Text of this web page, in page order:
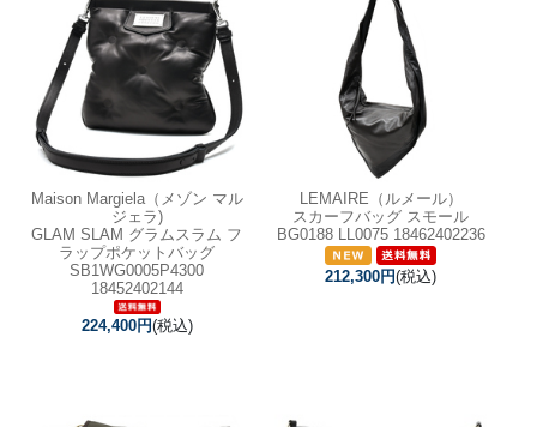
Maison Margiela（メゾン マル
ジェラ)
GLAM SLAM グラムスラム フ
ラップポケットバッグ
SB1WG0005P4300
18452402144
224,400円(税込)
LEMAIRE（ルメール）
スカーフバッグ スモール
BG0188 LL0075 18462402236
212,300円(税込)